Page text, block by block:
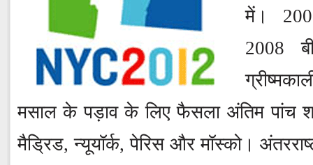
में।
2008
मसाल के पड़ाव के लिए फैसला अंतिम पांच
मैड्रिड, न्यूयॉर्क, पेरिस और मॉस्को।